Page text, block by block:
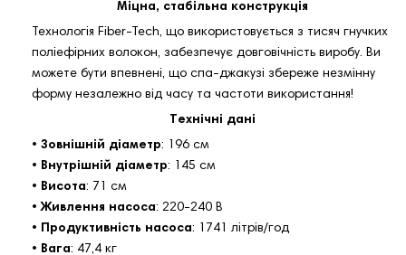
Міцна, стабільна конструкція
Технологія Fiber-Tech, що використовується з тисяч гнучких
поліефірних волокон, забезпечує довговічність виробу. Ви
можете бути впевнені, що спа-джакузі збереже незмінну
форму незалежно від часу та частоти використання!
Технічні дані
• Зовнішній діаметр: 196 см
• Внутрішній діаметр: 145 см
• Висота: 71 см
•Живлення насоса: 220-240 В
• Продуктивність насоса: 1741 літрів/год
• Вага: 47,4 кг